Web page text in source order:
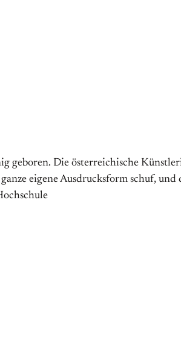
geboren. Die österreichische
eigene Ausdrucksform schuf,